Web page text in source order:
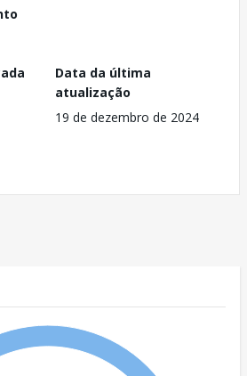
Data da última
atualização
19 de dezembro de 2024